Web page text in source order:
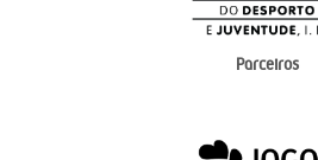
Parceiros